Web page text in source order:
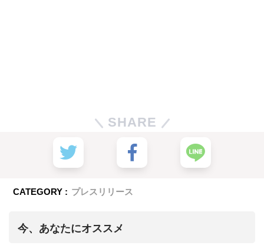
SHARE
CATEGORY : プレスリリース
今、あなたにオススメ